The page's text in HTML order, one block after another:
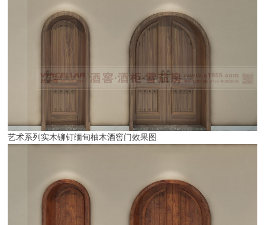
艺术系列实木铆钉缅甸柚木酒窖门效果图